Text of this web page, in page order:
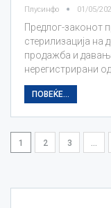
Плусинфо 01/05/
Предлог-законот
стерилизација
продажба и
нерегистрирани
ПОВЕЌЕ...
1 2 3